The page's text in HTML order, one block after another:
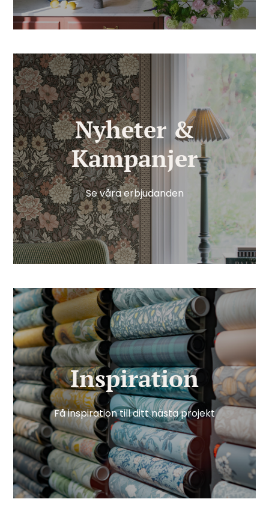
Nyheter &
Kampanjer
Se våra erbjudanden
Inspiration
Få inspiration till ditt nästa projekt